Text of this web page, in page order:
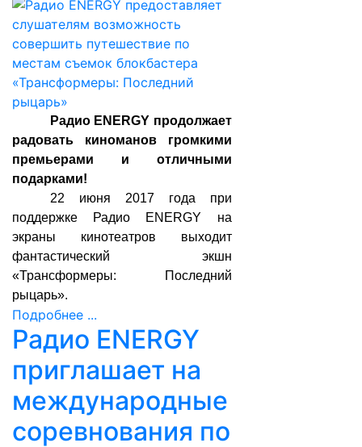
Радио ENERGY продолжает
радовать киноманов громкими
премьерами и отличными
подарками!
22 июня 2017 года при
поддержке Радио ENERGY на
экраны кинотеатров выходит
фантастический экшн
«Трансформеры: Последний
рыцарь».
Подробнее ...
Радио ENERGY
приглашает на
международные
соревнования по